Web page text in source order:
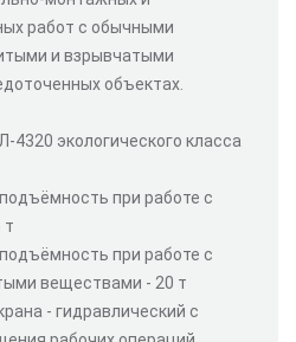
работ с обычными
и взрывчатыми
объектах.
экологического класса
при работе с
т
при работе с
веществами - 20 т
- гидравлический с